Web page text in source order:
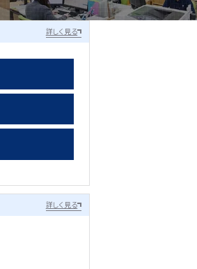
詳しく見る
詳しく見る